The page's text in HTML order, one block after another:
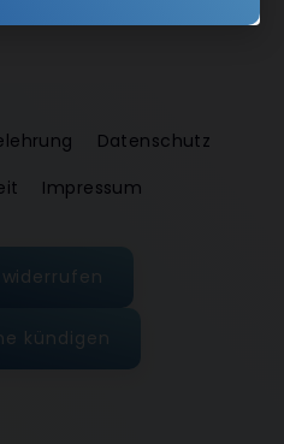
Datenschutz
Impressum
kündigen